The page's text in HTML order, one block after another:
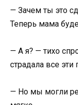
— Зачем ты это
Теперь мама
— А я? — тихо
страдала все эти
— Но мы могли